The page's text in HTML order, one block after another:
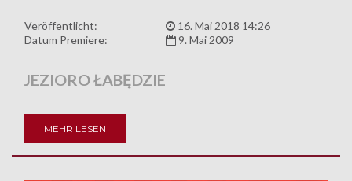
Veröffentlicht:
16. Mai 2018 14:26
Datum Premiere:
9. Mai 2009
JEZIORO ŁABĘDZIE
MEHR LESEN